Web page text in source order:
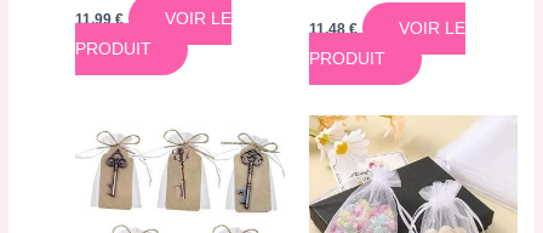
11,99€
VOIR LE
PRODUIT
11,48 €
VOIR LE
PRODUIT